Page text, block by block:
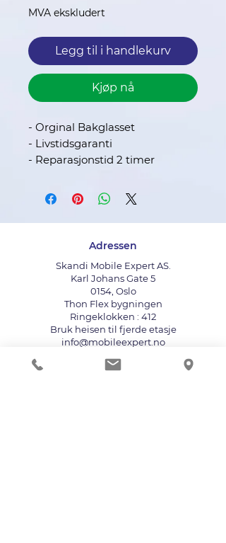
MVA ekskludert
Legg til i handlekurv
Kjøp nå
- Orginal Bakglasset
- Livstidsgaranti
- Reparasjonstid 2 timer
Adressen
Skandi Mobile Expert AS.
Karl Johans Gate 5
0154, Oslo
Thon Flex bygningen
Ringeklokken : 412
Bruk heisen til fjerde etasje
info@mobileexpert.no